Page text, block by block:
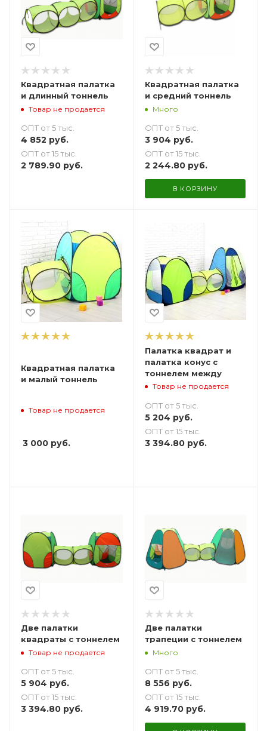
Квадратная палатка
и длинный тоннель
Товар не продается
ОПТ от 5 тыс.
4 852 руб.
ОПТ от 15 тыс.
2 789.90 руб.
Квадратная палатка
и средний тоннель
Много
ОПТ от 5 тыс.
3 904 руб.
ОПТ от 15 тыс.
2 244.80руб.
В КОРЗИНУ
Квадратная палатка
и малый тоннель
Товар не продается
3 000 руб.
Палатка квадрат и
палатка конус с
тоннелем между
Товар не продается
ОПТ от 5 тыс.
5 204 руб.
ОПТ от 15 тыс.
3 394.80руб.
Две палатки
квадраты с тоннелем
Товар не продается
ОПТ от 5 тыс.
5 904 руб.
ОПТ от 15 тыс.
3 394.80 руб.
Две палатки
трапеции с тоннелем
Много
ОПТ от 5 тыс.
8 556 руб.
ОПТ от 15 тыс.
4 919.70руб.